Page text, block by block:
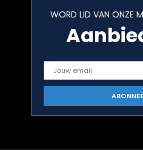
WORD LID VAN ONZE